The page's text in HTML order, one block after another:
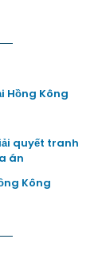
Hồng Kông
quyết tranh
án
Kông